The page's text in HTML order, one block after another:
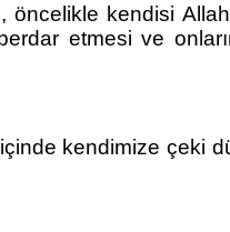
öncelikle kendisi
etmesi ve
kendimize çeki